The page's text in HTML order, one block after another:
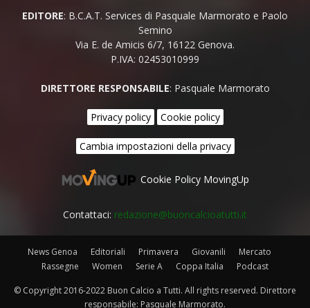
EDITORE: B.C.A.T. Services di Pasquale Marmorato e Paolo
Semino
Via E. de Amicis 6/7, 16122 Genova.
P.IVA: 02453010999
DIRETTORE RESPONSABILE: Pasquale Marmorato
Privacy policy Cookie policy
Cambia impostazioni della privacy
Cookie Policy MovingUp
Contattaci: redazione@buoncalcioatutti.it
News Genoa Editoriali Primavera Giovanili
Mercato
Rassegne
Women Serie A Coppa Italia Podcast
© Copyright 2016-2022 Buon Calcio a Tutti. All rights reserved. Direttore
responsabile: Pasquale Marmorato.